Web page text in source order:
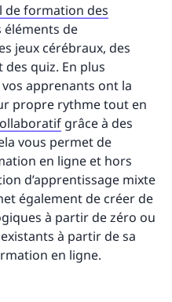
de formation des
de
jeux cérébraux, des
des quiz. En plus
vos apprenants ont la
propre rythme tout en
grâce à des
vous permet de
en ligne et hors
d’apprentissage mixte
également de créer de
à partir de zéro ou
à partir de sa
en ligne.